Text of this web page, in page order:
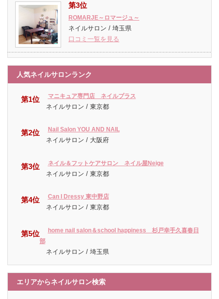
第3位
ROMARJE～ロマージュ～
ネイルサロン / 埼玉県
口コミ一覧を見る
人気ネイルサロンランク
第1位 マニキュア専門店 ネイルプラス
ネイルサロン / 東京都
第2位 Nail Salon YOU AND NAIL
ネイルサロン / 大阪府
第3位 ネイル＆フットケアサロン ネイル屋Neige
ネイルサロン / 東京都
第4位 Can I Dressy 東中野店
ネイルサロン / 東京都
第5位
home nail salon＆school happiness 杉戸幸手久喜春日
部
ネイルサロン / 埼玉県
エリアからネイルサロン検索